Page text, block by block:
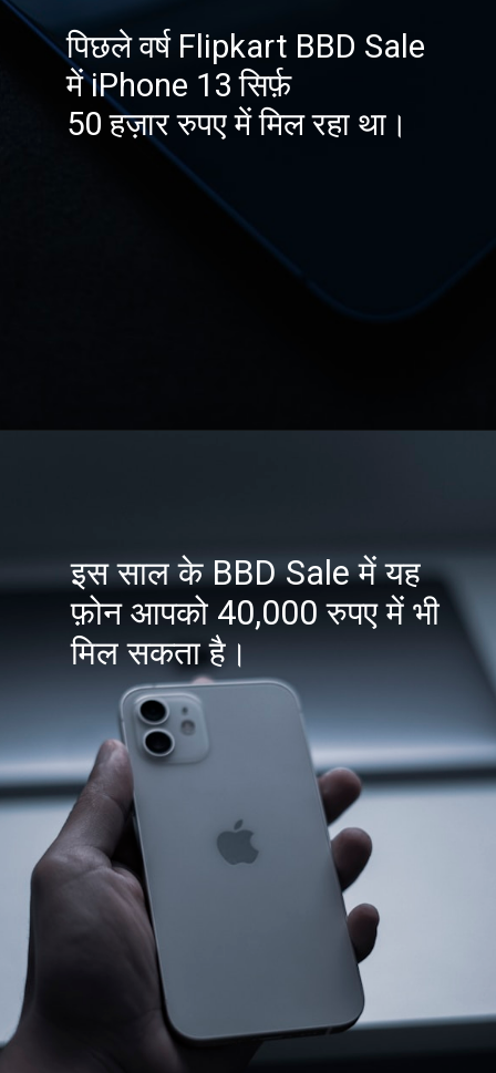
पिछले वर्ष Flipkart BBD Sale
में iPhone 13 सिर्फ़
50 हज़ार रुपए में मिल रहा था।
इस साल के BBD Sale में यह
फ़ोन आपको 40,000 रुपए में भी
मिल सकता है।